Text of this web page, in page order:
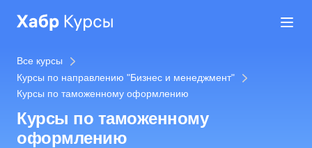
Все курсы
Курсы по направлению "Бизнес и менеджмент"
Курсы по таможенному оформлению
Курсы по таможенному
оформлению